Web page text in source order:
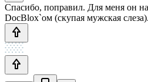
Спасибо, поправил. Для меня он
DocBlox`ом (скупая мужская слеза).